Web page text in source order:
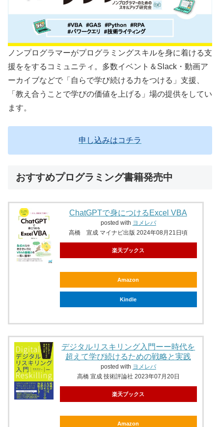
ノンプログラマーがプログラミングスキルを身に着ける支
援ををするコミュニティ。多数イベント＆Slack・動画ア
ーカイブなどで「自らで学び続ける力をつける」支援、
「教え合うことで学びの価値を上げる」場の提供をしてい
ます。
申し込みはコチラ
おすすめプログラミング書籍発売中
ChatGPTで身につけるExcel VBA
posted with ヨメレバ
高橋 宣成 マイナビ出版 2024年08月21日頃
楽天ブックス
Amazon
Kindle
デジタルリスキリング入門ーー時代を
超えて学び続けるための戦略と実践
posted with ヨメレバ
高橋 宣成 技術評論社 2023年07月20日
楽天ブックス
Amazon